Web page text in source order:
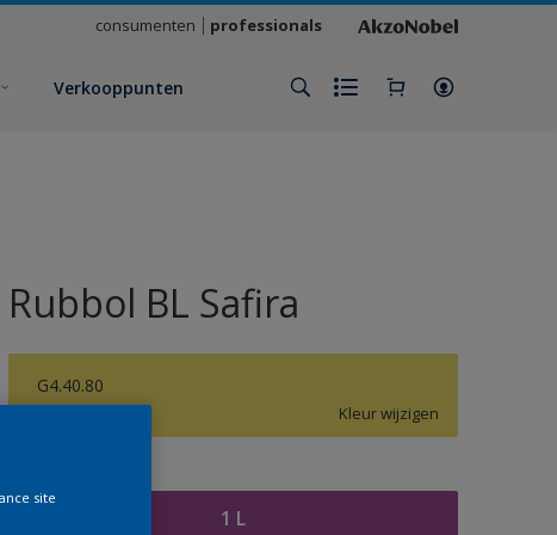
consumenten professionals
Verkooppunten
Rubbol BL Safira
G4.40.80
Kleur wijzigen
1 L
site